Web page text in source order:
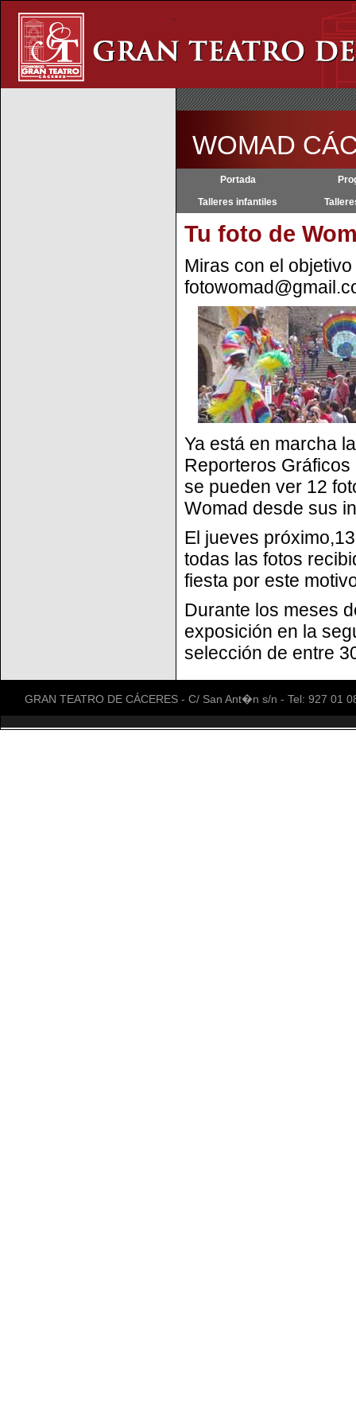
WOMAD
Portada
Talleres infantiles
Tu foto de
Miras con el
Ya está en marcha
Reporteros
se pueden ver 12
Womad desde sus
El jueves
todas las fotos
fiesta por este
Durante los meses
exposición en la
selección de entre
GRAN TEATRO DE CÁCERES - C/ San Ant�n s/n - Tel: 927 01